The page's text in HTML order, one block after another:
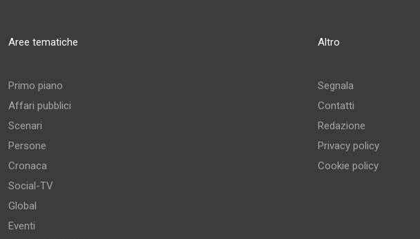
Aree tematiche
Primo piano
Affari pubblici
Scenari
Persone
Cronaca
Social-TV
Global
Eventi
Altro
Segnala
Contatti
Redazione
Privacy policy
Cookie policy